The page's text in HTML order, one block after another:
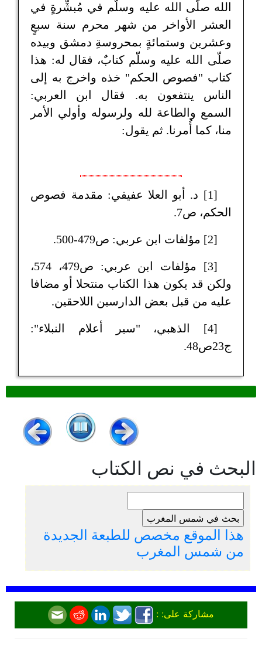
الله صلّى الله عليه وسلّم في مُبشِّرةٍ في
العشر الأواخر من شهر محرم سنة سبعٍ
وعشرين وستمائةٍ بمحروسةِ دمشق وبيده
صلّى الله عليه وسلّم كتابٌ، فقال له: هذا
كتاب "فصوص الحكم" خذه واخرج به إلى
الناس ينتفعون به. فقال ابن العربي:
السمع والطاعة لله ولرسوله وأولي الأمر
منا، كما أُمرنا. ثم يقول:
[1] د. أبو العلا عفيفي: مقدمة فصوص
الحكم، ص7.
[2] مؤلفات ابن عربي: ص479-500.
[3] مؤلفات ابن عربي: ص479، 574،
ولكن قد يكون هذا الكتاب منتحلا أو مضافا
عليه من قبل بعض الدارسين اللاحقين.
[4] الذهبي، "سير أعلام النبلاء":
ج23ص48.
البحث في نص الكتاب
هذا الموقع مخصص للطبعة الجديدة
من شمس المغرب
مشاركة على: :